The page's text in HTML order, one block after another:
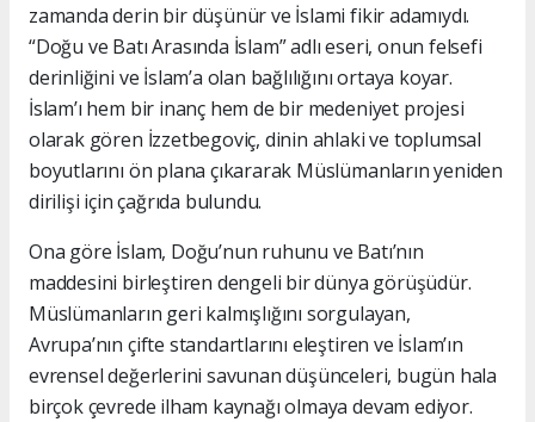
zamanda derin bir düşünür ve İslami fikir adamıydı.
“Doğu ve Batı Arasında İslam” adlı eseri, onun felsefi
derinliğini ve İslam’a olan bağlılığını ortaya koyar.
İslam’ı hem bir inanç hem de bir medeniyet projesi
olarak gören İzzetbegoviç, dinin ahlaki ve toplumsal
boyutlarını ön plana çıkararak Müslümanların yeniden
dirilişi için çağrıda bulundu.
Ona göre İslam, Doğu’nun ruhunu ve Batı’nın
maddesini birleştiren dengeli bir dünya görüşüdür.
Müslümanların geri kalmışlığını sorgulayan,
Avrupa’nın çifte standartlarını eleştiren ve İslam’ın
evrensel değerlerini savunan düşünceleri, bugün hala
birçok çevrede ilham kaynağı olmaya devam ediyor.